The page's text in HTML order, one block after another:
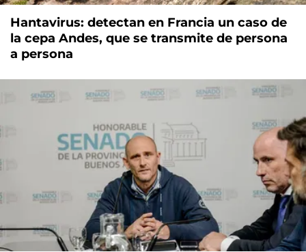
Hantavirus: detectan en Francia un caso de
la cepa Andes, que se transmite de persona
a persona